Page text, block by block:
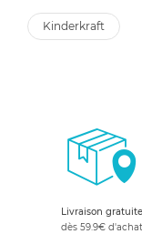
kinderkraft
Livraison gratuite
dès 59.9€ d'achat